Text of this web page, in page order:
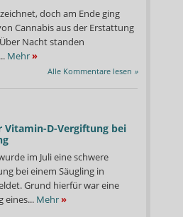
doch am Ende ging
Cannabis aus der Erstattung
Nacht standen
Mehr»
Alle Kommentare lesen »
Vitamin-D-Vergiftung bei
im Juli eine schwere
bei einem Säugling in
Grund hierfür war eine
eines... Mehr»